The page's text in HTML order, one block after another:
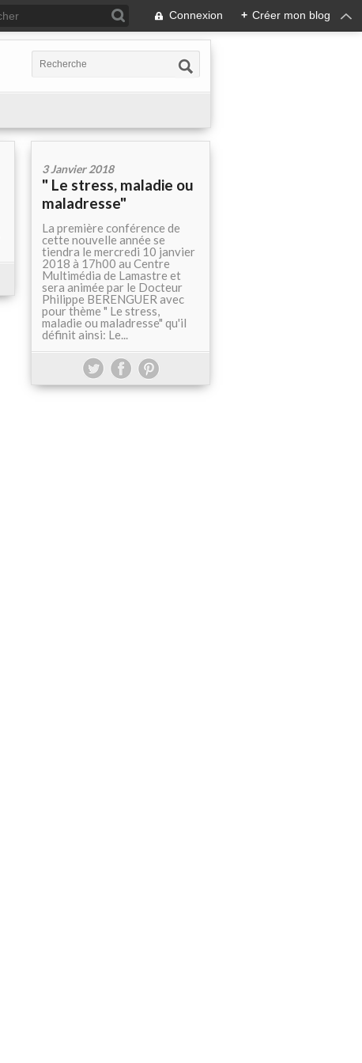
Connexion + Créer mon blog
3 Janvier 2018
" Le stress, maladie ou
maladresse"
La première conférence de
cette nouvelle année se
tiendra le mercredi 10 janvier
2018 à 17h00 au Centre
Multimédia de Lamastre et
sera animée par le Docteur
Philippe BERENGUER avec
pour thème " Le stress,
maladie ou maladresse" qu'il
définit ainsi: Le...